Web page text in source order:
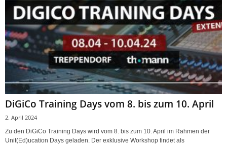
DiGiCo Training Days vom 8. bis zum 10. April
2. April 2024
Zu den DiGiCo Training Days wird vom 8. bis zum 10. April im Rahmen der
Unit(Ed)ucation Days geladen. Der exklusive Workshop findet als